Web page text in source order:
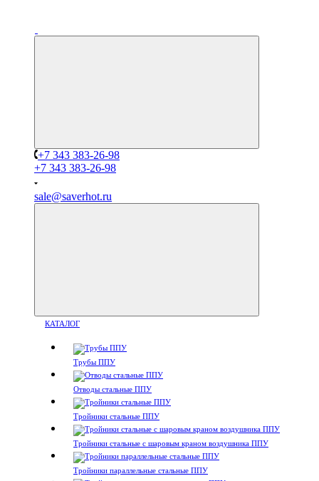
+7 343 383-26-98
+7 343 383-26-98
sale@saverhot.ru
КАТАЛОГ
Трубы ППУ
Отводы стальные ППУ
Тройники стальные ППУ
Тройники стальные с шаровым краном воздушника ППУ
Тройники параллельные стальные ППУ